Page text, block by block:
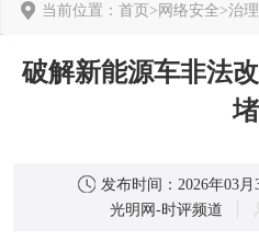
当前位置： 首页>网络安全>治
破解新能源车非法
堵
发布时间： 2026年03月
光明网-时评频道